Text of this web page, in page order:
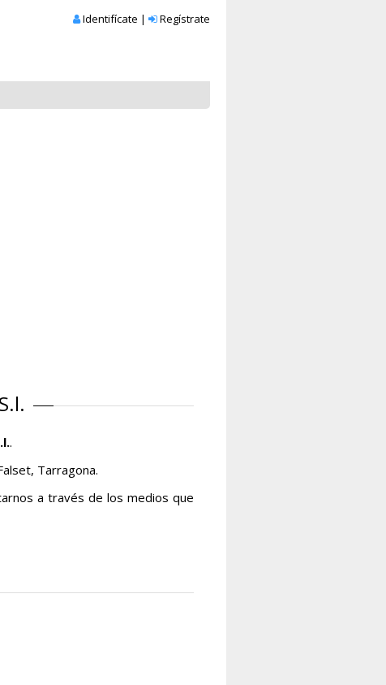
Identifícate | Regístrate
.
Tarragona.
a través de los medios que